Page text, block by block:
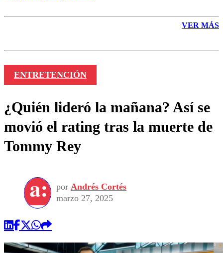
VER MÁS
ENTRETENCIÓN
¿Quién lideró la mañana? Así se
movió el rating tras la muerte de
Tommy Rey
por Andrés Cortés
marzo 27, 2025